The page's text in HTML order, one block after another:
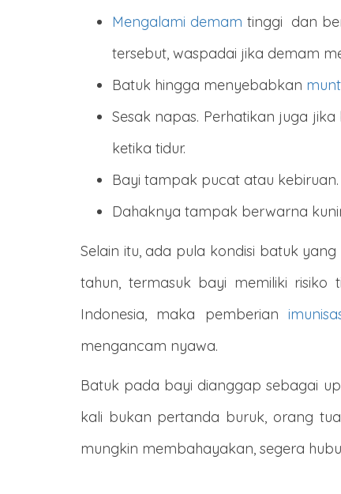
Mengalami demam tinggi dan
tersebut, waspadai jika demam
Batuk hingga menyebabkan
Sesak napas. Perhatikan juga
ketika tidur.
Bayi tampak pucat atau kebiruan.
Dahaknya tampak berwarna
Selain itu, ada pula kondisi batuk
tahun, termasuk bayi memiliki risiko
Indonesia, maka pemberian
mengancam nyawa.
Batuk pada bayi dianggap sebagai
kali bukan pertanda buruk, orang
mungkin membahayakan, segera